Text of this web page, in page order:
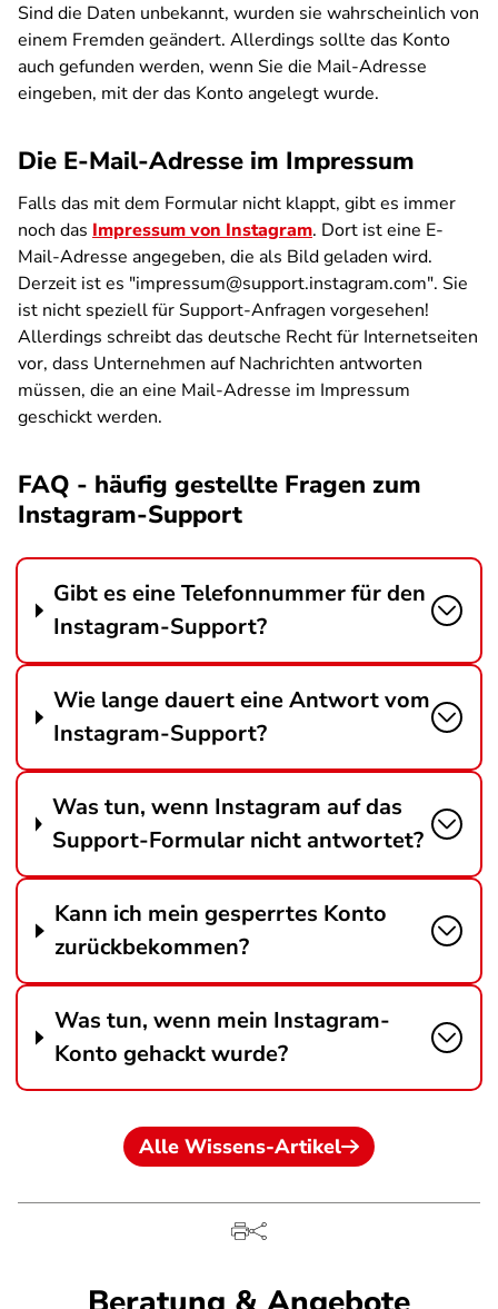
Sind die Daten unbekannt, wurden sie wahrscheinlich von
einem Fremden geändert. Allerdings sollte das Konto
auch gefunden werden, wenn Sie die Mail-Adresse
eingeben, mit der das Konto angelegt wurde.
Die E-Mail-Adresse im Impressum
Falls das mit dem Formular nicht klappt, gibt es immer
noch das Impressum von Instagram. Dort ist eine E-
Mail-Adresse angegeben, die als Bild geladen wird.
Derzeit ist es "impressum@support.instagram.com". Sie
ist nicht speziell für Support-Anfragen vorgesehen!
Allerdings schreibt das deutsche Recht für Internetseiten
vor, dass Unternehmen auf Nachrichten antworten
müssen, die an eine Mail-Adresse im Impressum
geschickt werden.
FAQ - häufig gestellte Fragen zum
Instagram-Support
Gibt es eine Telefonnummer für den
Instagram-Support?
Wie lange dauert eine Antwort vom
Instagram-Support?
Was tun, wenn Instagram auf das
Support-Formular nicht antwortet?
Kann ich mein gesperrtes Konto
zurückbekommen?
Was tun, wenn mein Instagram-
Konto gehackt wurde?
Alle Wissens-Artikel